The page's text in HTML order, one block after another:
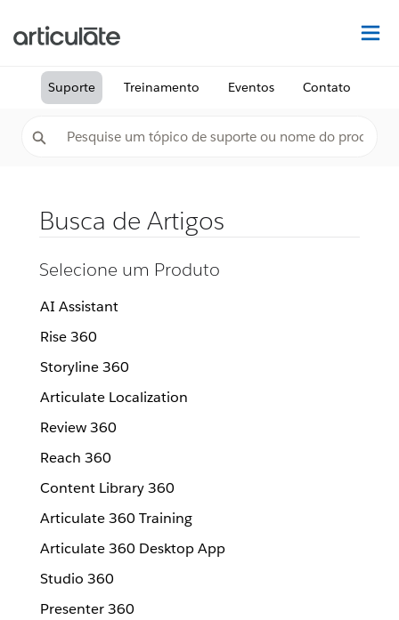
Suporte Treinamento Eventos Contato
Busca de Artigos
Selecione um Produto
AI Assistant
Rise 360
Storyline 360
Articulate Localization
Review 360
Reach 360
Content Library 360
Articulate 360 Training
Articulate 360 Desktop App
Studio 360
Presenter 360